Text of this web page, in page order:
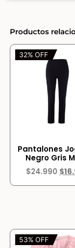
Productos
32% OFF
Pantalones
Negro Gris
$24.990 $
53% OFF